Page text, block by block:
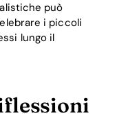
può
i piccoli
lungo il